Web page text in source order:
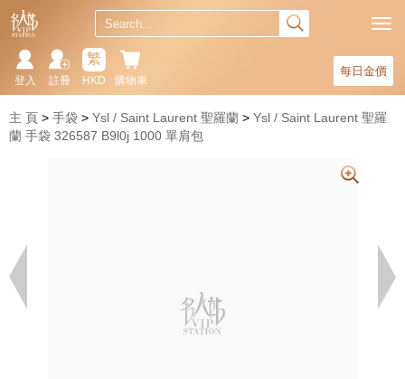
每日金價
購物車
繁
HKD
註冊
登入
主 頁 手袋 Ysl / Saint Laurent 聖羅蘭
Ysl / Saint Laurent 聖羅
蘭 手袋 326587 B9l0j 1000 單肩包